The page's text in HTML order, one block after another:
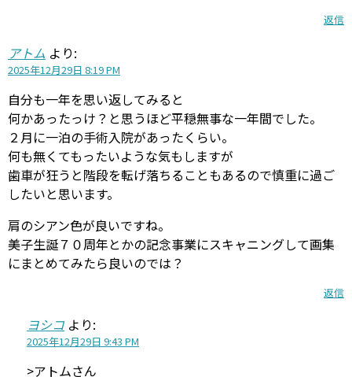
返信
アトム より:
2025年12月29日 8:19 PM
自分も一年を思い返してみると
何かあったっけ？と思うほど平穏無事な一年間でした。
２月に一泊の手術入院があったくらい。
何も無くてもったいような気もしますが
歯車が狂うと階段を転げ落ちることもあるので慎重に過ご
したいと思います。
肩のシアン色が良いですね。
美子生誕７０周年とかの記念事業にスキャニングして画集
にまとめてみたら良いのでは？
返信
ヨシコ より:
2025年12月29日 9:43 PM
>アトムさん